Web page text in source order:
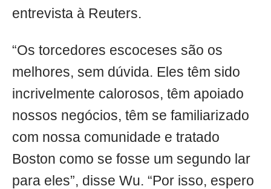
entrevista à Reuters.
“Os torcedores escoceses são os
melhores, sem dúvida. Eles têm sido
incrivelmente calorosos, têm apoiado
nossos negócios, têm se familiarizado
com nossa comunidade e tratado
Boston como se fosse um segundo lar
para eles”, disse Wu. “Por isso, espero